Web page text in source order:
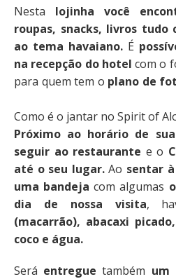
Nesta lojinha você
roupas, snacks, livros
ao tema havaiano. É
na recepção do hotel com o
para quem tem o plano de
Como é o jantar no Spirit of
Próximo ao horário de
seguir ao restaurante e o
até o seu lugar.Ao sentar
uma bandeja com algumas
dia de nossa visita,
(macarrão), abacaxi
coco e água.
Será entregue também um